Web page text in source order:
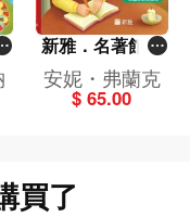
新雅．名著館：
安妮的日記（附
思維導圖）
安妮・弗蘭克
$ 65.00
買了